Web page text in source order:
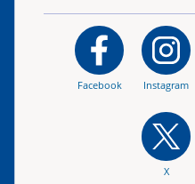
Facebook Instagram
X